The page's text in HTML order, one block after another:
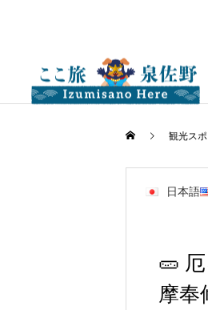
観光スポ
日本語
🥒
摩奉